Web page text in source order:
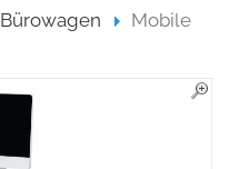
Bürowagen
Mobile